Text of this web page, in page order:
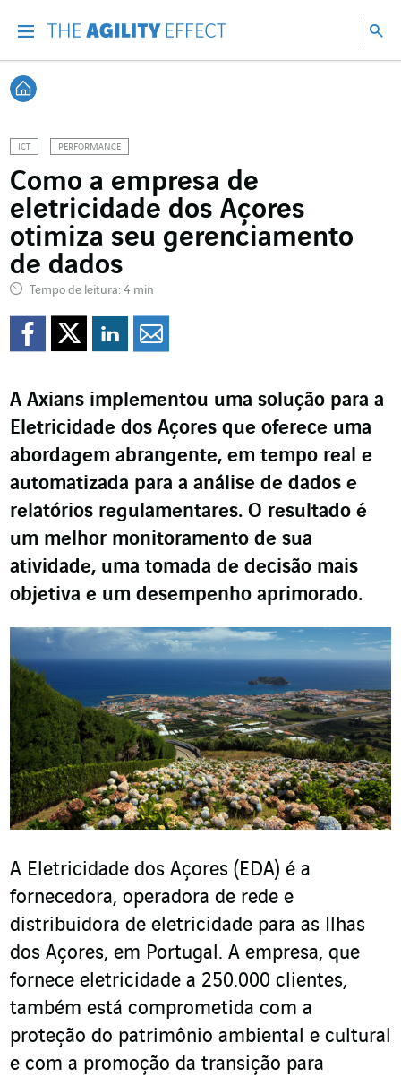
Voltar à página inicial
ICT PERFORMANCE
Como a empresa de
eletricidade dos Açores
otimiza seu gerenciamento
de dados
Tempo de leitura: 4 min
Compartilhar no
Compartilhar no
Compartilhar no
A Axians implementou uma solução para a
Eletricidade dos Açores que oferece uma
abordagem abrangente, em tempo real e
automatizada para a análise de dados e
relatórios regulamentares. O resultado é
um melhor monitoramento de sua
atividade, uma tomada de decisão mais
objetiva e um desempenho aprimorado.
A Eletricidade dos Açores (EDA) é a
fornecedora, operadora de rede e
distribuidora de eletricidade para as Ilhas
dos Açores, em Portugal. A empresa, que
fornece eletricidade a 250.000 clientes,
também está comprometida com a
proteção do patrimônio ambiental e cultural
e com a promoção da transição para